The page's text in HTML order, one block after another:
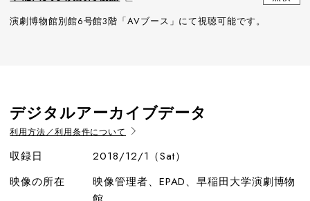
演劇博物館別館6号館3階「AVブース」にて視聴可能です。
デジタルアーカイブデータ
利用方法／利用条件について
収録日
2018/12/1（Sat）
映像の所在
映像管理者、EPAD、早稲田大学演劇博物